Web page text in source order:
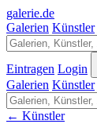
galerie.de
Galerien Künstler
Eintragen Login
Galerien Künstler
← Künstler